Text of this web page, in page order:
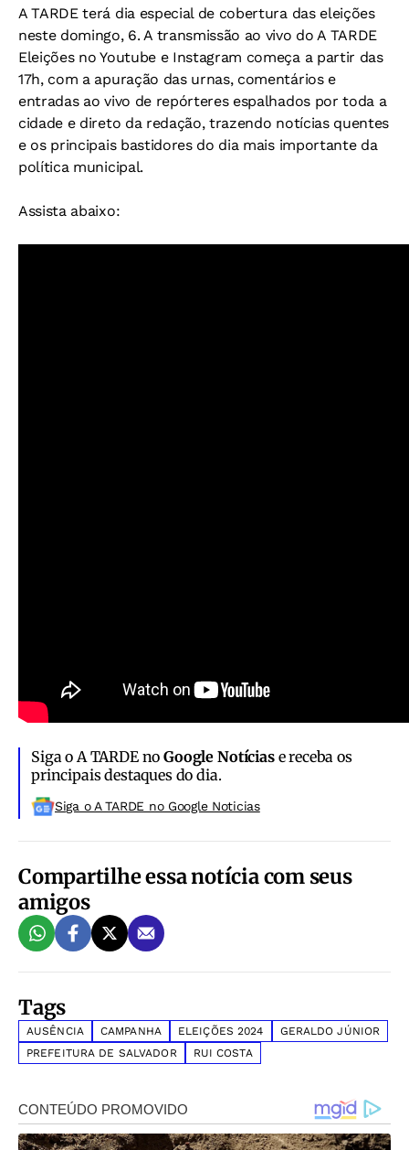
A TARDE terá dia especial de cobertura das eleições
neste domingo, 6. A transmissão ao vivo do A TARDE
Eleições no Youtube e Instagram começa a partir das
17h, com a apuração das urnas, comentários e
entradas ao vivo de repórteres espalhados por toda a
cidade e direto da redação, trazendo notícias quentes
e os principais bastidores do dia mais importante da
política municipal.
Assista abaixo:
Siga o A TARDE noGoogle Notíciase receba os
principais destaques do dia.
Siga o A TARDE no Google Noticias
Compartilhe essa notícia com seus
amigos
Tags
AUSÊNCIA CAMPANHA ELEIÇÕES 2024
GERALDO JÚNIOR
PREFEITURA DE SALVADOR
RUI COSTA